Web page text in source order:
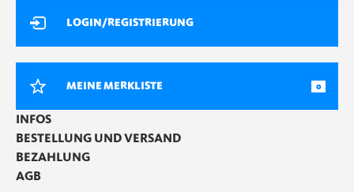
LOGIN/REGISTRIERUNG
MEINE MERKLISTE 0
INFOS
BESTELLUNG UND VERSAND
BEZAHLUNG
AGB